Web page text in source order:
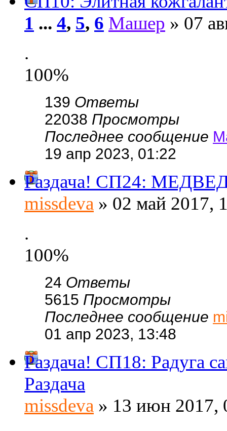
1 ... 4, 5, 6 Машер » 07
.
100%
139 Ответы
22038 Просмотры
Последнее сообщение
19 апр 2023, 01:22
Раздача! СП24:
missdeva » 02 май 2017,
.
100%
24 Ответы
5615 Просмотры
Последнее сообщение
01 апр 2023, 13:48
Раздача! СП18: Радуга
Раздача
missdeva » 13 июн 2017,